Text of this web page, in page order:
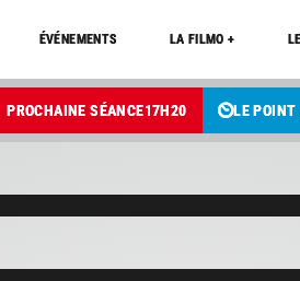
ÉVÉNEMENTS LA FILMO +
PROCHAINE SÉANCE17H20 LE POINT